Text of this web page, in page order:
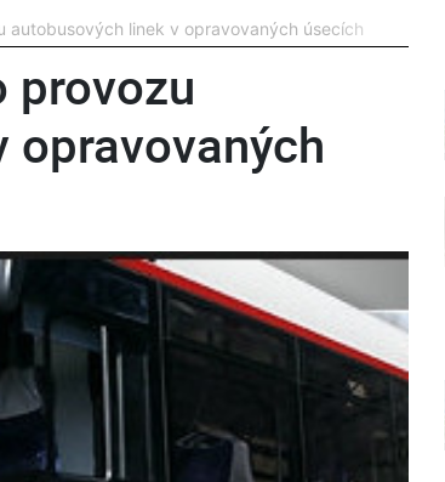
autobusových linek v opravovaných úsecích
provozu
opravovaných